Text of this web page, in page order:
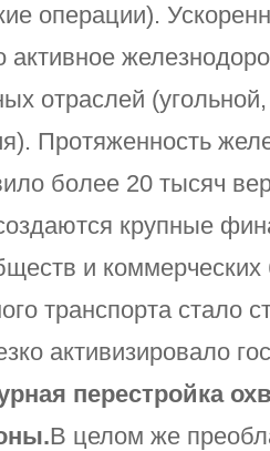
операции).
активное
отраслей
Протяженность
более 20 тысяч
крупные
и коммерческих
транспорта стало
активизировало
перестройка
В целом же